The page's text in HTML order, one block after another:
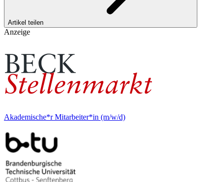
Artikel teilen
Anzeige
Akademische*r Mitarbeiter*in (m/w/d)